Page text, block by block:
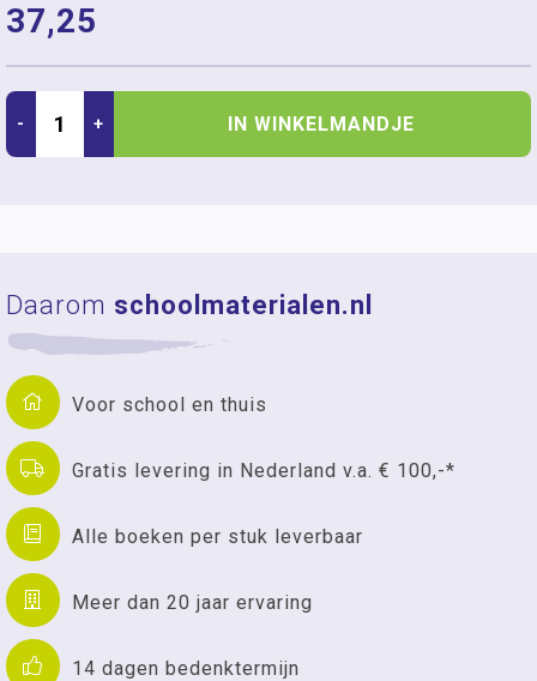
37,25
- + IN WINKELMANDJE
Daarom schoolmaterialen.nl
Voor school en thuis
Gratis levering in Nederland v.a. € 100,-*
Alle boeken per stuk leverbaar
Meer dan 20 jaar ervaring
14 dagen bedenktermijn